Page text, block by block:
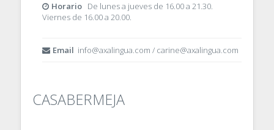
HorarioDe lunes a jueves de 16.00 a 21.30.
Viernes de 16.00 a 20.00.
Email info@axalingua.com / carine@axalingua.com
CASABERMEJA